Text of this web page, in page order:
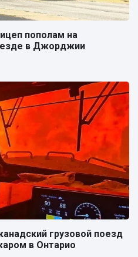
пополам на
в Джорджии
грузовой поезд
в Онтарио